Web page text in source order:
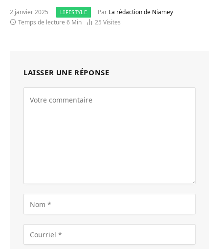
2 janvier 2025 LIFESTYLE Par La rédaction de Niamey
Temps de lecture 6 Min
25 Visites
LAISSER UNE RÉPONSE